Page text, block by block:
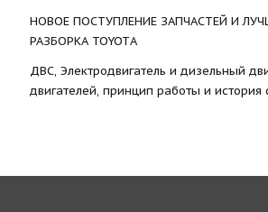
НОВОЕ ПОСТУПЛЕНИЕ ЗАПЧАСТЕЙ И
РАЗБОРКА TOYOTА
ДВС, Электродвигатель и дизельный
двигателей, принцип работы и история